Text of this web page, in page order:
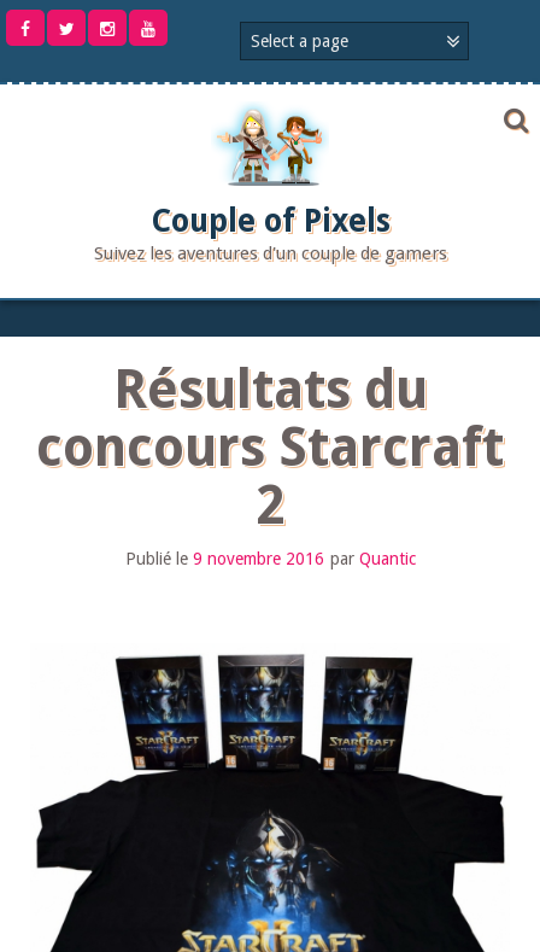
Aller
Couple of Pixels
Suivez les aventures d'un couple de gamers
Résultats du
concours Starcraft
2
Publié le 9 novembre 2016 par Quantic